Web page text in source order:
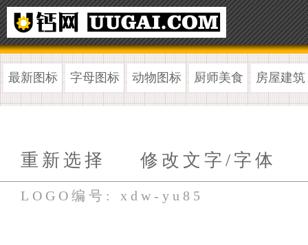
最新图标 字母图标 动物图标 厨师美食 房屋建筑
重新选择 修改文字/字体
LOGO编号: xdw-yu85